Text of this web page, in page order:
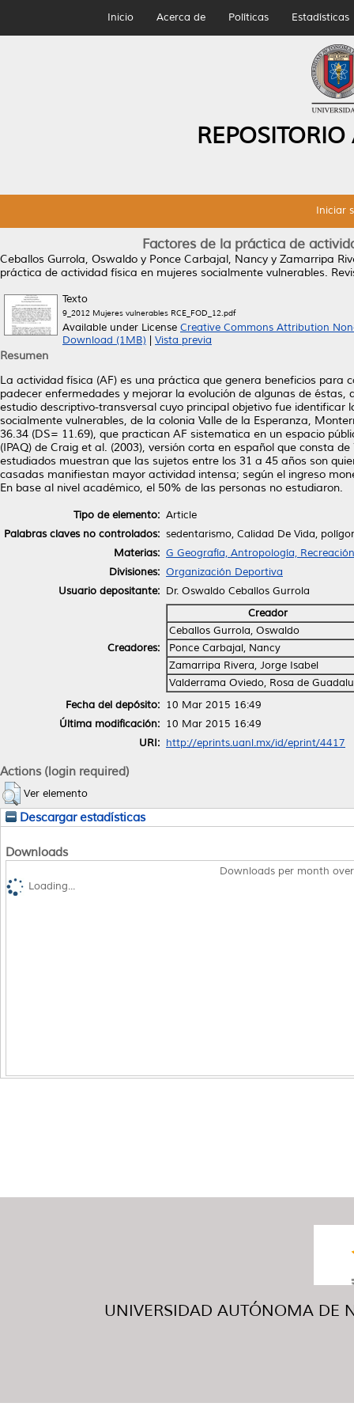
Inicio Acerca de Políticas Estadísticas
Iniciar
Factores de la práctica de
Ceballos Gurrola, Oswaldo y Ponce Carbajal, Nancy y Zamarripa
práctica de actividad física en mujeres socialmente vulnerables.
Texto
9_2012 Mujeres vulnerables RCE_FOD_12.pdf
Available under License Creative Commons Attribution
Download (1MB)
Vista previa
Resumen
La actividad física (AF) es una práctica que genera beneficios
padecer enfermedades y mejorar la evolución de algunas de
estudio descriptivo-transversal cuyo principal objetivo fue
socialmente vulnerables, de la colonia Valle de la Esperanza,
36.34 (DS= 11.69), que practican AF sistematica en un espacio
(IPAQ) de Craig et al. (2003), versión corta en español que consta
estudiados muestran que las sujetos entre los 31 a 45 años son
casadas manifiestan mayor actividad intensa; según el ingreso
En base al nivel académico, el 50% de las personas no estudiaron.
Tipo de elemento: Article
Palabras claves no controlados: sedentarismo, Calidad De Vida,
Materias: G Geografía, Antropología,
Divisiones: Organización Deportiva
Usuario depositante: Dr. Oswaldo Ceballos Gurrola
Creadores:
Creador
Ceballos Gurrola, Oswaldo
Ponce Carbajal, Nancy
Zamarripa Rivera, Jorge Isabel
Valderrama Oviedo, Rosa de
Fecha del depósito: 10 Mar 2015 16:49
Última modificación: 10 Mar 2015 16:49
URI: http://eprints.uanl.mx/id/eprint/4417
Actions (login required)
Ver elemento
Descargar estadísticas
Downloads
Downloads per month
Loading...
UNIVERSIDAD AUTÓNOMA DE